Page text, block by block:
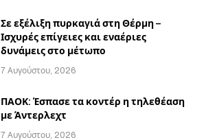
Σε εξέλιξη πυρκαγιά στη Θέρμη –
Ισχυρές επίγειες και εναέριες
δυνάμεις στο μέτωπο
7 Αυγούστου, 2026
ΠΑΟΚ: Έσπασε τα κοντέρ η τηλεθέαση
με Άντερλεχτ
7 Αυγούστου, 2026